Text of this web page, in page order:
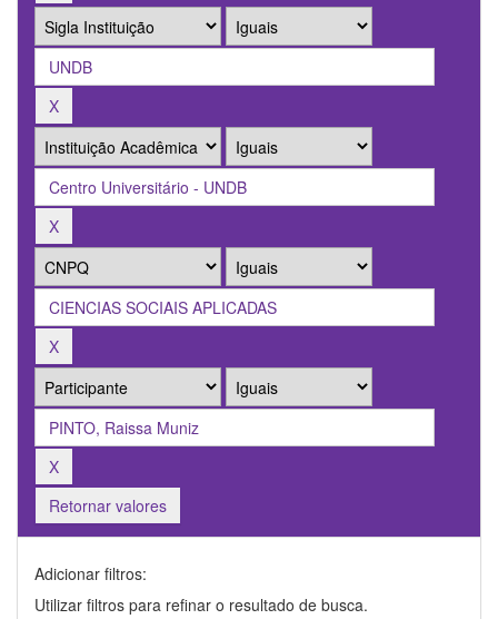
Retornar valores
Adicionar filtros:
Utilizar filtros para refinar o resultado de busca.